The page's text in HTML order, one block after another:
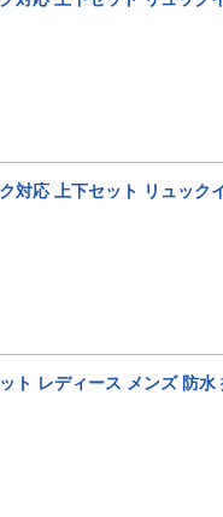
対応 上下セット リュック
ト レディース メンズ 防水